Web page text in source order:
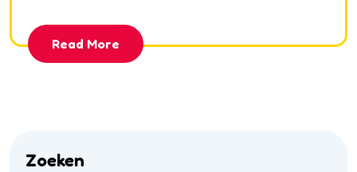
Read More
Zoeken